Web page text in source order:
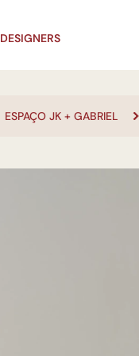
DESIGNERS
ESPAÇO JK + GABRIEL